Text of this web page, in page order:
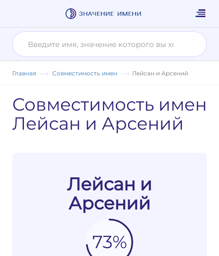
Главная Совместимость имен Лейсан и Арсений
Совместимость имен
Лейсан и Арсений
Лейсан и
Арсений
73%